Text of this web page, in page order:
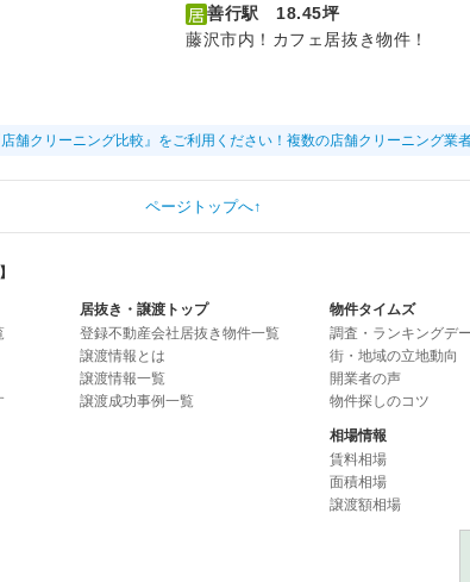
善行駅 18.45坪
藤沢市内！カフェ居抜き物件！
舗クリーニング比較』をご利用ください！複数の店舗クリーニング業
ページトップへ↑
】
居抜き・譲渡トップ
登録不動産会社居抜き物件一覧
譲渡情報とは
譲渡情報一覧
譲渡成功事例一覧
物件タイムズ
調査・ランキングデ
街・地域の立地動向
開業者の声
物件探しのコツ
相場情報
賃料相場
面積相場
譲渡額相場